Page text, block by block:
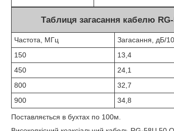
Таблиця загасання кабелю
Частота, МГц Загасання, дБ/
150
13,4
450
24,1
800
32,7
900
34,8
Поставляється в бухтах по 100м.